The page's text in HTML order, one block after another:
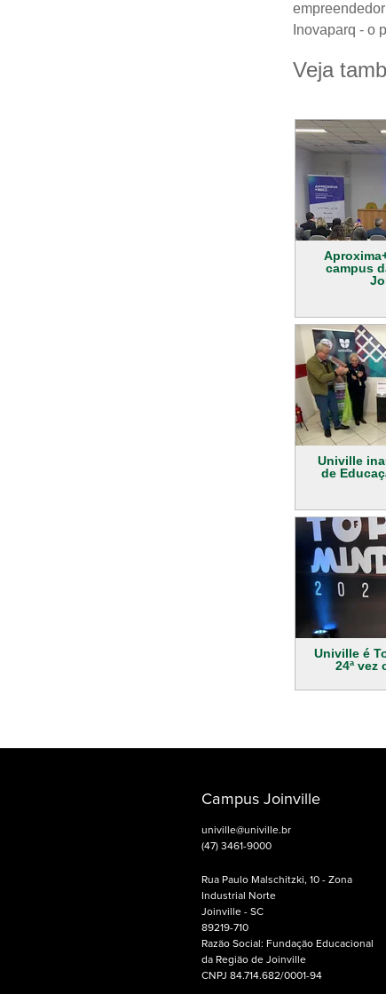
Inovaparq - o
Veja
campus
Univille
de
Univille é
24ª vez
Campus Joinville
univille@univille.br
(47) 3461-9000
Rua Paulo Malschitzki, 10 - Zona
Industrial Norte
Joinville - SC
89219-710
Razão Social: Fundação Educacional
da Região de Joinville
CNPJ 84.714.682/0001-94